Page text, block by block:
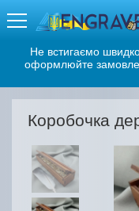
Не встигаємо
оформлюйте
Коробочка